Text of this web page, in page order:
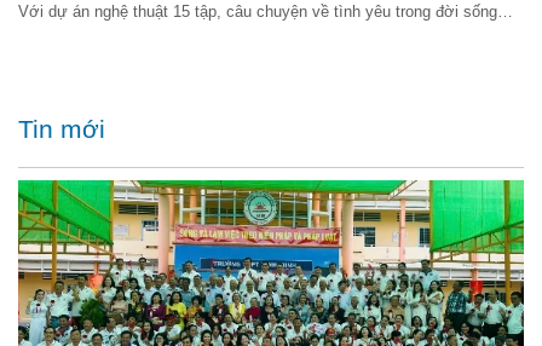
Với dự án nghệ thuật 15 tập, câu chuyện về tình yêu trong đời sống…
Tin mới